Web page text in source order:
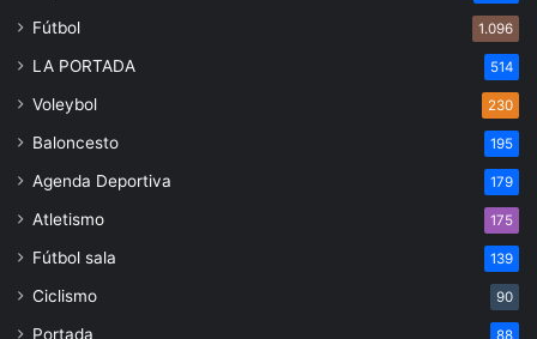
Fútbol 1.096
LA PORTADA 514
Voleybol 230
Baloncesto 195
Agenda Deportiva 179
Atletismo 175
Fútbol sala 139
Ciclismo 90
Portada 88